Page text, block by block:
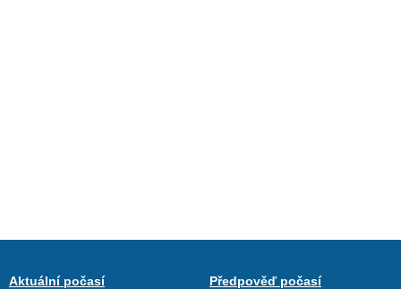
Aktuální počasí
Předpověď počasí